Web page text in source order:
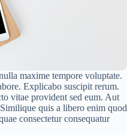
maxime tempore voluptate.
Explicabo suscipit rerum.
vitae provident sed eum. Aut
quis a libero enim quod
consectetur consequatur